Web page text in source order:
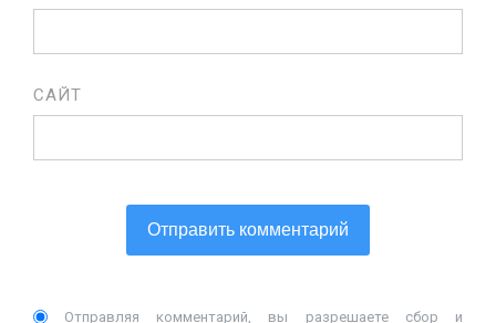
САЙТ
Отправляя комментарий, вы разрешаете сбор и